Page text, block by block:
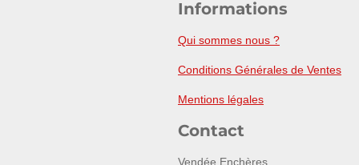
Informations
Qui sommes nous ?
Conditions Générales de Ventes
Mentions légales
Contact
Vendée Enchères